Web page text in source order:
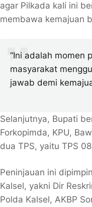
agar Pilkada kali ini
membawa kemajuan
“Ini adalah momen
masyarakat
jawab demi
Selanjutnya, Bupati
Forkopimda, KPU,
dua TPS, yaitu TPS
Peninjauan ini
Kalsel, yakni Dir
Polda Kalsel, AKBP